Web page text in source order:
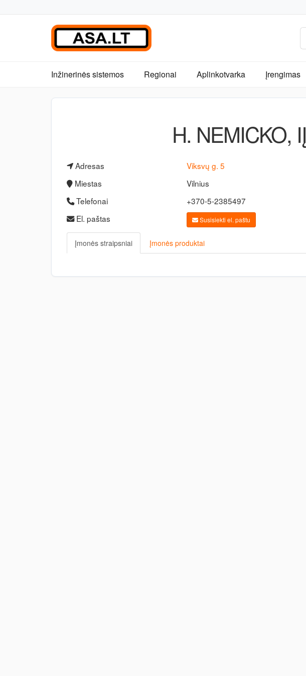
Inžinerinės sistemos Regionai Aplinkotvarka Įrengimas
H. NEMICKO, IĮ
Adresas
Viksvų g. 5
Miestas
Vilnius
Telefonai
+370-5-2385497
El. paštas
Susisiekti el. paštu
Įmonės straipsniai Įmonės produktai